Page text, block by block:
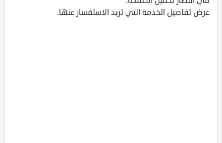
عرض تفاصيل الخدمة التي تريد الاستفسار عنها.